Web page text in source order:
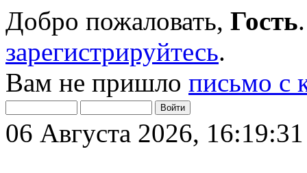
Добро пожаловать, Гость
зарегистрируйтесь.
Вам не пришло письмо с
06 Августа 2026, 16:19:31